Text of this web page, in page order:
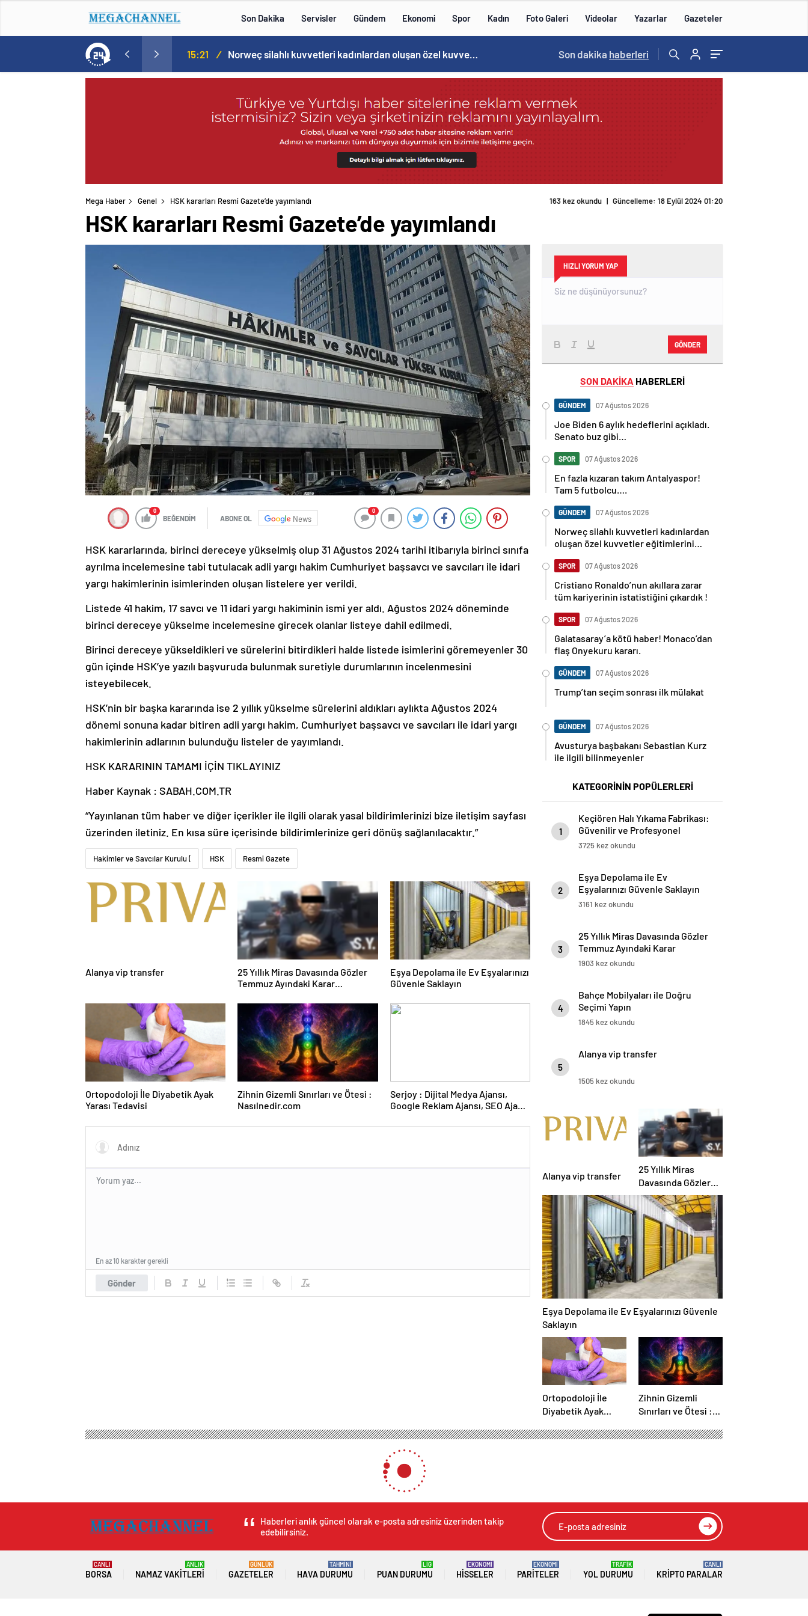
Son Dakika Servisler Gündem Ekonomi Spor Kadın Foto Galeri Videolar Yazarlar Gazeteler
Tam 5 futbolcu…. 15:21 / Norweç silahlı kuvvetleri kadınlardan oluşan özel kuvvetler eğitimlerini başlattı. 15:20 /
Son dakika haberleri
Mega Haber Genel HSK kararları Resmi Gazete’de yayımlandı 163 kez okundu | Güncelleme: 18 Eylül 2024 01:20
HSK kararları Resmi Gazete’de yayımlandı
0
BEĞENDİM ABONE OL News
0
HSK kararlarında, birinci dereceye yükselmiş olup 31 Ağustos 2024 tarihi itibarıyla birinci sınıfa
ayrılma incelemesine tabi tutulacak adli yargı hakim Cumhuriyet başsavcı ve savcıları ile idari
yargı hakimlerinin isimlerinden oluşan listelere yer verildi.
Listede 41 hakim, 17 savcı ve 11 idari yargı hakiminin ismi yer aldı. Ağustos 2024 döneminde
birinci dereceye yükselme incelemesine girecek olanlar listeye dahil edilmedi.
Birinci dereceye yükseldikleri ve sürelerini bitirdikleri halde listede isimlerini göremeyenler 30
gün içinde HSK’ye yazılı başvuruda bulunmak suretiyle durumlarının incelenmesini
isteyebilecek.
HSK’nin bir başka kararında ise 2 yıllık yükselme sürelerini aldıkları aylıkta Ağustos 2024
dönemi sonuna kadar bitiren adli yargı hakim, Cumhuriyet başsavcı ve savcıları ile idari yargı
hakimlerinin adlarının bulunduğu listeler de yayımlandı.
HSK KARARININ TAMAMI İÇİN TIKLAYINIZ
Haber Kaynak : SABAH.COM.TR
“Yayınlanan tüm haber ve diğer içerikler ile ilgili olarak yasal bildirimlerinizi bize iletişim sayfası
üzerinden iletiniz. En kısa süre içerisinde bildirimlerinize geri dönüş sağlanılacaktır.”
Hakimler ve Savcılar Kurulu ( HSK Resmi Gazete
Alanya vip transfer
25 Yıllık Miras Davasında Gözler
Temmuz Ayındaki Karar
Eşya Depolama ile Ev Eşyalarınızı
Güvenle Saklayın
Ortopodoloji İle Diyabetik Ayak
Yarası Tedavisi
Zihnin Gizemli Sınırları ve Ötesi :
Nasılnedir.com
Serjoy : Dijital Medya Ajansı,
Google Reklam Ajansı, SEO Ajansı
Gönder
En az 10 karakter gerekli
HIZLI YORUM YAP
GÖNDER
SON DAKİKA HABERLERİ
GÜNDEM 07 Ağustos 2026
Joe Biden 6 aylık hedeflerini açıkladı.
Senato buz gibi…
SPOR 07 Ağustos 2026
En fazla kızaran takım Antalyaspor!
Tam 5 futbolcu….
GÜNDEM 07 Ağustos 2026
Norweç silahlı kuvvetleri kadınlardan
oluşan özel kuvvetler eğitimlerini
SPOR 07 Ağustos 2026
Cristiano Ronaldo’nun akıllara zarar
tüm kariyerinin istatistiğini çıkardık !
SPOR 07 Ağustos 2026
Galatasaray’a kötü haber! Monaco’dan
flaş Onyekuru kararı.
GÜNDEM 07 Ağustos 2026
Trump’tan seçim sonrası ilk mülakat
GÜNDEM 07 Ağustos 2026
Avusturya başbakanı Sebastian Kurz
ile ilgili bilinmeyenler
KATEGORİNİN POPÜLERLERİ
1
Keçiören Halı Yıkama Fabrikası:
Güvenilir ve Profesyonel
Hizmetin Adresi
3725 kez okundu
2
Eşya Depolama ile Ev
Eşyalarınızı Güvenle Saklayın
3161 kez okundu
3
25 Yıllık Miras Davasında Gözler
Temmuz Ayındaki Karar
Duruşmasına Çevrildi
1903 kez okundu
4
Bahçe Mobilyaları ile Doğru
Seçimi Yapın
1845 kez okundu
5
Alanya vip transfer
1505 kez okundu
Alanya vip transfer
25 Yıllık Miras
Davasında Gözler
Temmuz Ayındaki
Karar Duruşmasına
Çevrildi
Eşya Depolama ile Ev Eşyalarınızı Güvenle
Saklayın
Ortopodoloji İle
Diyabetik Ayak
Zihnin Gizemli
Sınırları ve Ötesi :
Haberleri anlık güncel olarak e-posta adresiniz üzerinden takip
edebilirsiniz.
BORSA
CANLI
NAMAZ VAKITLERI
ANLIK
GAZETELER
GÜNLÜK
HAVA DURUMU
TAHMİNİ
PUAN DURUMU
LİG
HISSELER
EKONOMİ
PARITELER
EKONOMİ
YOL DURUMU
TRAFİK
KRIPTO PARALAR
CANLI